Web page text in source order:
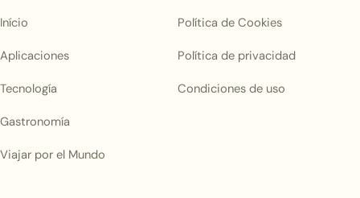
Início
Aplicaciones
Tecnología
Gastronomía
Viajar por el Mundo
Política de Cookies
Política de privacidad
Condiciones de uso